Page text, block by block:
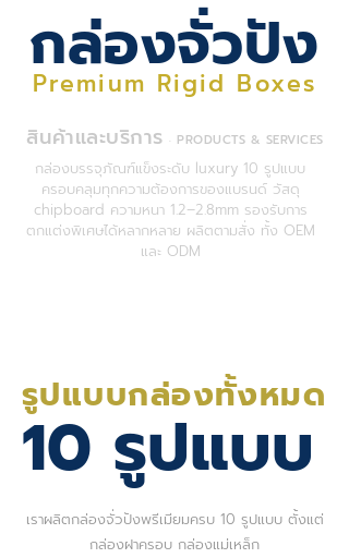
กล่องจั่วปัง
Premium Rigid Boxes
สินค้าและบริการ · PRODUCTS & SERVICES
กล่องบรรจุภัณฑ์แข็งระดับ luxury 10 รูปแบบ
ครอบคลุมทุกความต้องการของแบรนด์ วัสดุ
chipboard ความหนา 1.2–2.8mm รองรับการ
ตกแต่งพิเศษได้หลากหลาย ผลิตตามสั่ง ทั้ง OEM
และ ODM
10 รูปแบบ
รูปแบบกล่องทั้งหมด
เราผลิตกล่องจั่วปังพรีเมียมครบ 10 รูปแบบ ตั้งแต่
กล่องฝาครอบ กล่องแม่เหล็ก